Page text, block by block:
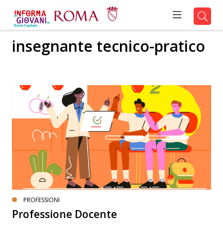
insegnante tecnico-pratico
PROFESSIONI
Professione Docente